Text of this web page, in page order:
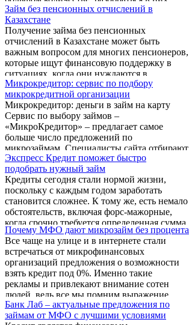
десяти лет (с 2012 года) можно получить
онлайн займ ...
сложно. Интернет-проект «Микрозайм.ру»
был создан для упрощения выбора при
займе. Это настоящая помощь для человека,
которому необходима определенная сумма
денег, но он опасается попасть на
мошенников, либо желает взять кредит при
минимальном проценте.
Займ без пенсионных отчислений в
Казахстане
Получение займа без пенсионных
отчислений в Казахстане может быть
важным вопросом для многих пенсионеров,
которые ищут финансовую поддержку в
ситуациях, когда они нуждаются в
дополнительных средствах. В данной статье
мы рассмотрим, как это можно сделать и
какие варианты доступны для пожилых
граждан Казахстана.
Микрокредитор: сервис по подбору
микрокредитной организации
Микрокредитор: деньги в займ на карту
Сервис по выбору займов –
«МикроКредитор» – предлагает самое
больше число предложений по
микрозаймам. Специалисты сайта отбирают
наиболее проверенные и надёжные
финансовые площадки, предоставляющий
деньги в займ на карту
Экспресс Кредит поможет быстро
подобрать нужный займ
Кредиты сегодня стали нормой жизни,
поскольку с каждым годом заработать
становится сложнее. К тому же, есть немало
обстоятельств, включая форс-мажорные,
когда срочно требуется определенная сумма
денег. Выход – обращение к услугам
кредитной организации, в банки и прочие
финансовые учреждения. На сайте credit-
xpress.ru размещена вся необходимая
информация о банках и МФО
(микрокредитные организации). На сайте
аккумулировано множество интересных и
актуальных предложений по кредитам.
Условия в каждом ...
Почему МФО дают микрозайм без процента
Все чаще на улице и в интернете стали
встречаться от микрофинансовых
организаций предложения о возможности
взять кредит под 0%. Именно такие
рекламы и привлекают внимание сотен
людей, ведь все мы помним выражение
«бесплатный сыр только в мышеловке».
Однако, сейчас действительно можно
Банк Лаб – актуальные предложения по
займам от МФО с лучшими условиями